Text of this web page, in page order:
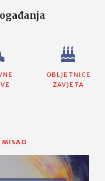
OBLJETNICE
ZAVJETA
MISAO